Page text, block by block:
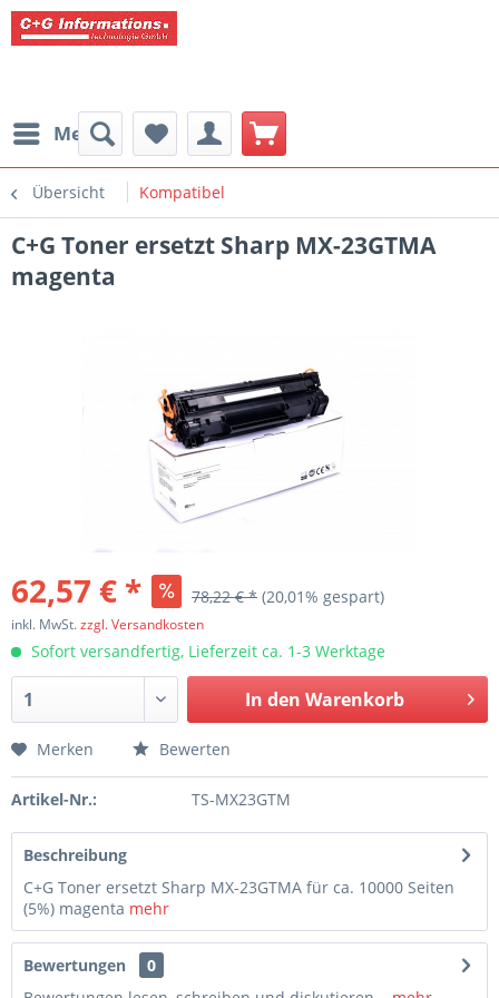
Menü
Übersicht Kompatibel
C+G Toner ersetzt Sharp MX-23GTMA
magenta
62,57 € * 78,22 € * (20,01% gespart)
inkl. MwSt.zzgl. Versandkosten
Sofort versandfertig, Lieferzeit ca. 1-3 Werktage
In den Warenkorb
Merken Bewerten
Artikel-Nr.: TS-MX23GTM
Beschreibung
C+G Toner ersetzt Sharp MX-23GTMA für ca. 10000 Seiten
(5%) magenta mehr
Bewertungen
0